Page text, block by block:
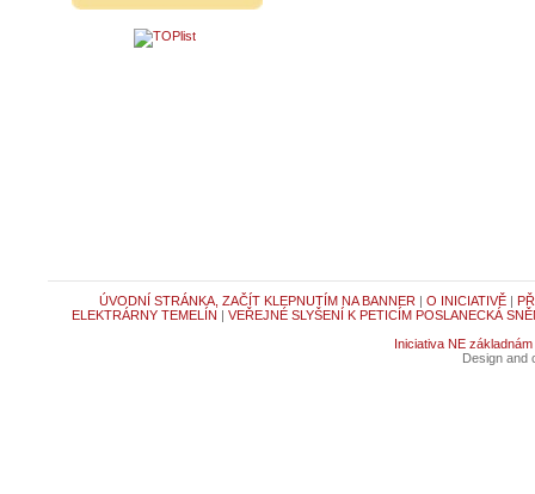
ÚVODNÍ STRÁNKA, ZAČÍT KLEPNUTÍM NA BANNER | O INICIATIVĚ|
ELEKTRÁRNY TEMELÍN | VEŘEJNÉ SLYŠENÍ K PETICÍM POSLANECKÁ
Iniciativa NE základnám
Design and